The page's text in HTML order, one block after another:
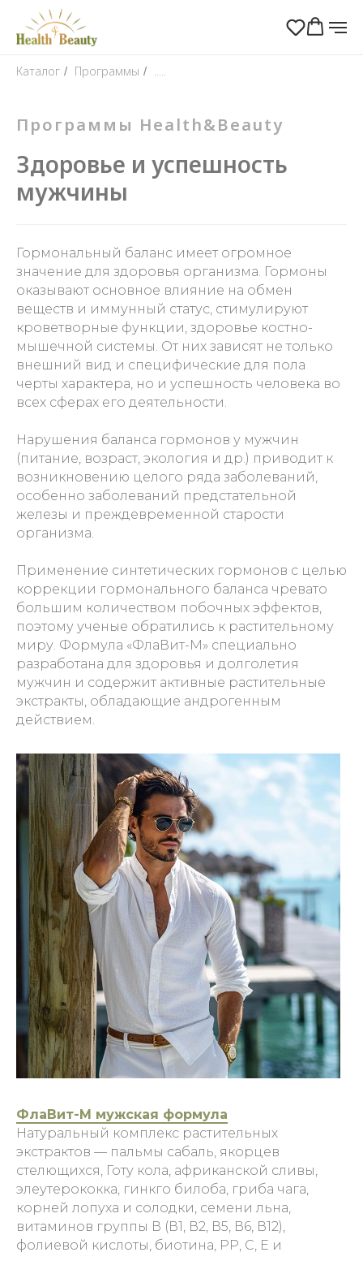
Каталог / Программы / .....
Программы Health&Beauty
Здоровье и успешность
мужчины
Гормональный баланс имеет огромное
значение для здоровья организма. Гормоны
оказывают основное влияние на обмен
веществ и иммунный статус, стимулируют
кроветворные функции, здоровье костно-
мышечной системы. От них зависят не только
внешний вид и специфические для пола
черты характера, но и успешность человека во
всех сферах его деятельности.
Нарушения баланса гормонов у мужчин
(питание, возраст, экология и др.) приводит к
возникновению целого ряда заболеваний,
особенно заболеваний предстательной
железы и преждевременной старости
организма.
Применение синтетических гормонов с целью
коррекции гормонального баланса чревато
большим количеством побочных эффектов,
поэтому ученые обратились к растительному
миру. Формула «ФлаВит-М» специально
разработана для здоровья и долголетия
мужчин и содержит активные растительные
экстракты, обладающие андрогенным
действием.
ФлаВит-М мужская формула
Натуральный комплекс растительных
экстрактов — пальмы сабаль, якорцев
стелющихся, Готу кола, африканской сливы,
элеутерококка, гинкго билоба, гриба чага,
корней лопуха и солодки, семени льна,
витаминов группы В (В1, В2, В5, В6, В12),
фолиевой кислоты, биотина, РР, С, Е и